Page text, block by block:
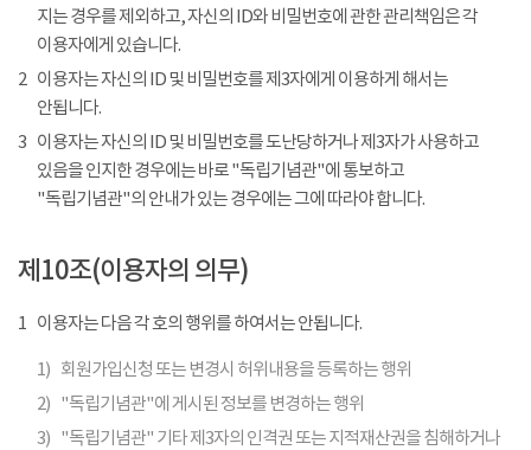
지는 경우를 제외하고, 자신의 ID와 비밀번호에 관한 관리책임은 각
이용자에게 있습니다.
2 이용자는 자신의 ID 및 비밀번호를 제3자에게 이용하게 해서는
안됩니다.
3 이용자는 자신의 ID 및 비밀번호를 도난당하거나 제3자가 사용하고
있음을 인지한 경우에는 바로 "독립기념관"에 통보하고
"독립기념관"의 안내가 있는 경우에는 그에 따라야 합니다.
제10조(이용자의 의무)
1 이용자는 다음 각 호의 행위를 하여서는 안됩니다.
1) 회원가입신청 또는 변경시 허위내용을 등록하는 행위
2) "독립기념관"에 게시된 정보를 변경하는 행위
3) "독립기념관" 기타 제3자의 인격권 또는 지적재산권을 침해하거나